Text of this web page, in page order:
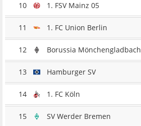
10 1. FSV Mainz 05
11 1. FC Union Berlin
12 Borussia Mönchengladbach
13 Hamburger SV
14 1. FC Köln
15 SV Werder Bremen